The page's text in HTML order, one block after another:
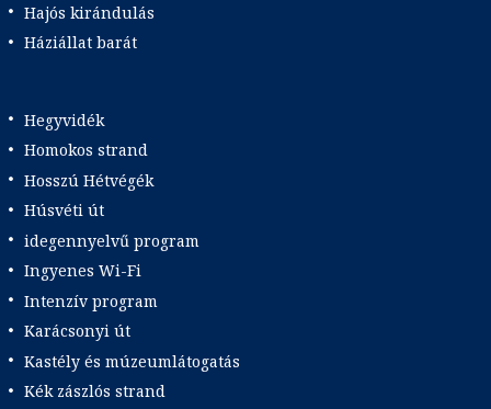
Hajós kirándulás
Háziállat barát
Hegyvidék
Homokos strand
Hosszú Hétvégék
Húsvéti út
idegennyelvű program
Ingyenes Wi-Fi
Intenzív program
Karácsonyi út
Kastély és múzeumlátogatás
Kék zászlós strand